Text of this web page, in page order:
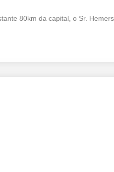
80km da capital, o Sr.